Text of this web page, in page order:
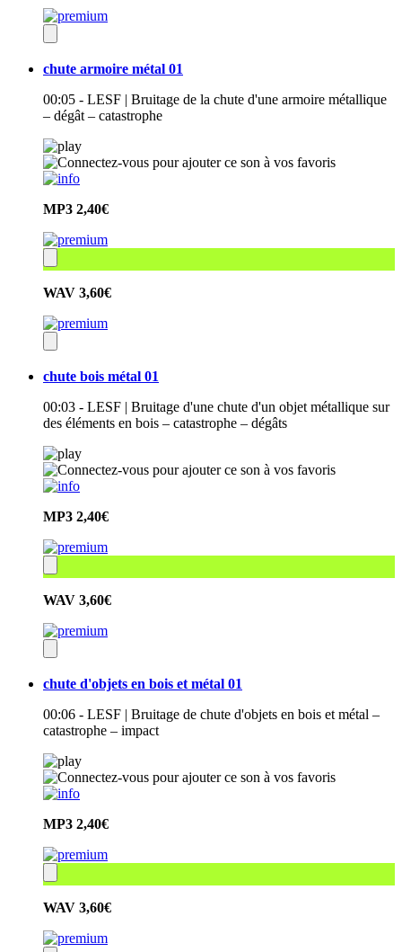
chute armoire métal 01
00:05 - LESF | Bruitage de la chute d'une armoire métallique
– dégât – catastrophe
MP3 2,40€
WAV 3,60€
chute bois métal 01
00:03 - LESF | Bruitage d'une chute d'un objet métallique sur
des éléments en bois – catastrophe – dégâts
MP3 2,40€
WAV 3,60€
chute d'objets en bois et métal 01
00:06 - LESF | Bruitage de chute d'objets en bois et métal –
catastrophe – impact
MP3 2,40€
WAV 3,60€